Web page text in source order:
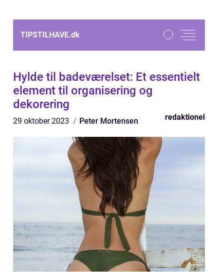
TIPSTILHAVE.dk
Hylde til badeværelset: Et essentielt
element til organisering og
dekorering
29 oktober 2023 Peter Mortensen redaktionel